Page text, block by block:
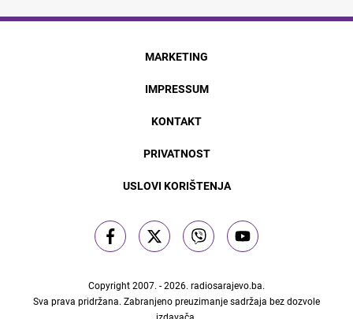
MARKETING
IMPRESSUM
KONTAKT
PRIVATNOST
USLOVI KORIŠTENJA
Copyright 2007. - 2026. radiosarajevo.ba.
Sva prava pridržana. Zabranjeno preuzimanje sadržaja bez dozvole